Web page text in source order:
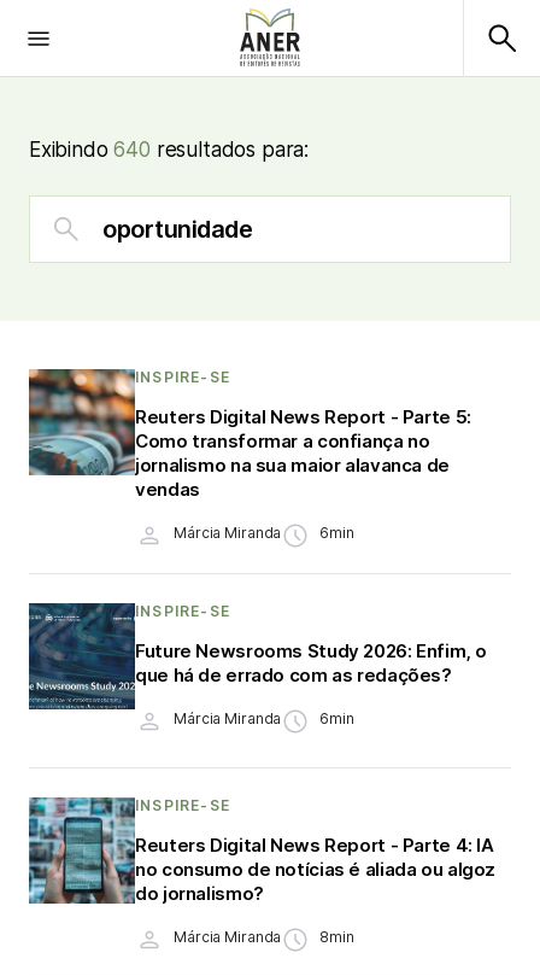
Exibindo640 resultados para:
INSPIRE-SE
Reuters Digital News Report - Parte 5:
Como transformar a confiança no
jornalismo na sua maior alavanca de
vendas
Márcia Miranda 6min
INSPIRE-SE
Future Newsrooms Study 2026: Enfim, o
que há de errado com as redações?
Márcia Miranda 6min
INSPIRE-SE
Reuters Digital News Report - Parte 4: IA
no consumo de notícias é aliada ou algoz
do jornalismo?
Márcia Miranda 8min